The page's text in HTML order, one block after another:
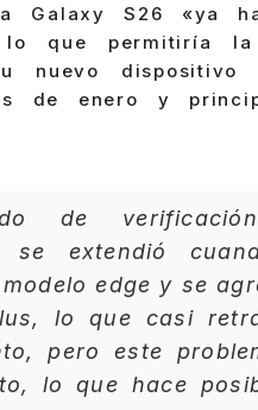
Galaxy S26 «ya
lo que permitiría la
nuevo dispositivo
de enero y
de
se extendió
edge y se
lo que casi
pero este
lo que hace